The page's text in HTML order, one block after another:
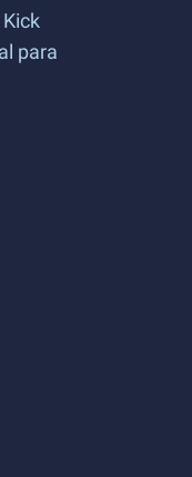
para